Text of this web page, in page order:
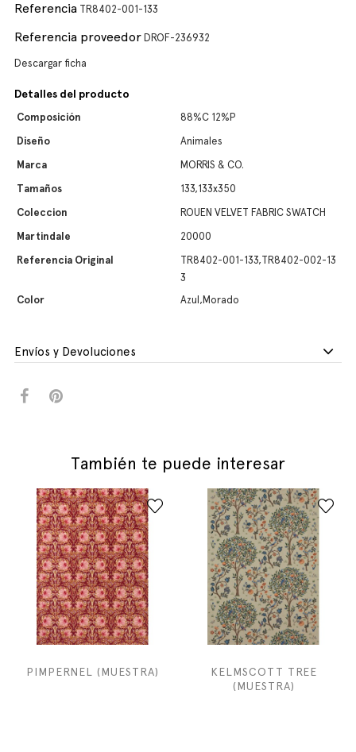
Referencia TR8402-001-133
Referencia proveedor DROF-236932
Descargar ficha
Detalles del producto
Composición
88%C 12%P
Diseño
Animales
Marca
MORRIS & CO.
Tamaños
133,133x350
Coleccion
ROUEN VELVET FABRIC SWATCH
Martindale
20000
Referencia Original
TR8402-001-133,TR8402-002-13
3
Color
Azul,Morado
Envíos y Devoluciones
También te puede interesar
PIMPERNEL (MUESTRA)
KELMSCOTT TREE
(MUESTRA)